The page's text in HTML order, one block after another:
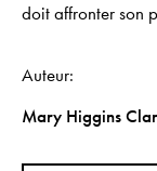
doit affronter son
Auteur
Mary Higgins